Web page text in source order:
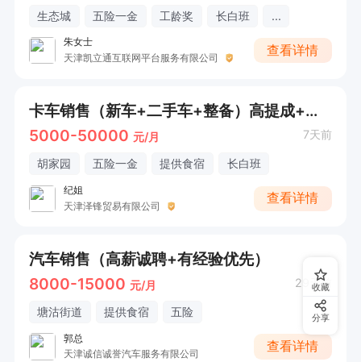
生态城 五险一金 工龄奖 长白班 ...
朱女士
天津凯立通互联网平台服务有限公司
查看详情
卡车销售（新车+二手车+整备）高提成+车源足+客源稳直接电话联系
5000-50000 元/月 7天前
胡家园 五险一金 提供食宿 长白班
纪姐
天津泽锋贸易有限公司
查看详情
汽车销售（高薪诚聘+有经验优先）
8000-15000 元/月 29天前
塘沽街道 提供食宿 五险
郭总
天津诚信诚誉汽车服务有限公司
查看详情
收藏
分享